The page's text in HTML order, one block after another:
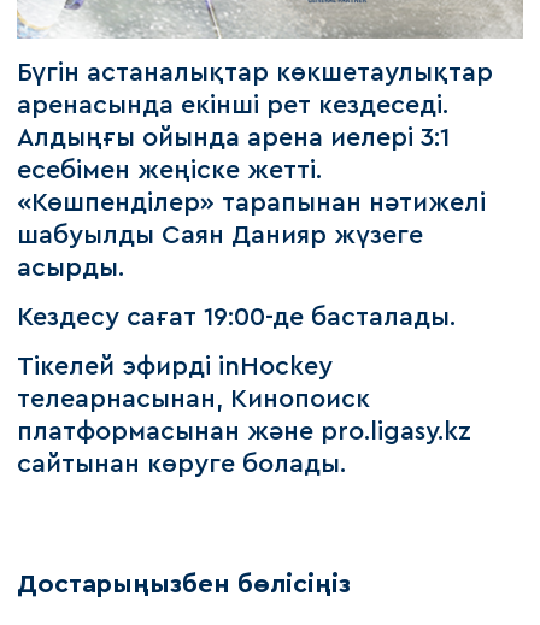
Бүгін астаналықтар көкшетаулықтар
аренасында екінші рет кездеседі.
Алдыңғы ойында арена иелері 3:1
есебімен жеңіске жетті.
«Көшпенділер» тарапынан нәтижелі
шабуылды Саян Данияр жүзеге
асырды.
Кездесу сағат 19:00-де басталады.
Тікелей эфирді inHockey
телеарнасынан, Кинопоиск
платформасынан және pro.ligasy.kz
сайтынан көруге болады.
Достарыңызбен бөлісіңіз